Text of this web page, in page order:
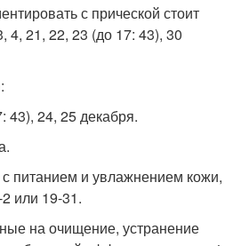
с прической стоит
4, 21, 22, 23 (до 17: 43), 30
43), 24, 25 декабря.
питанием и увлажнением кожи,
или 19-31.
на очищение, устранение